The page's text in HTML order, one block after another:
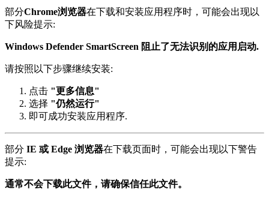
部分 Chrome浏览器在下载和安装应用程序时，可能会出现以
下风险提示:
Windows Defender SmartScreen 阻止了无法识别的应用启动.
请按照以下步骤继续安装:
点击 "更多信息"
选择 "仍然运行"
即可成功安装应用程序.
部分 IE 或 Edge 浏览器在下载页面时，可能会出现以下警告
提示:
通常不会下载此文件，请确保信任此文件。